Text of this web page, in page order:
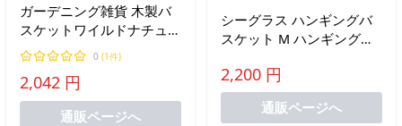
ガーデニング雑貨 木製バ
スケットワイルドナチュラ
ル Sサイズ ブラウン 個性
的 おしゃれ 寄せ植え
0 (1件)
2,042 円
通販ページへ
シーグラス ハンギングバ
スケット M ハンギングプ
2,200 円
通販ページへ